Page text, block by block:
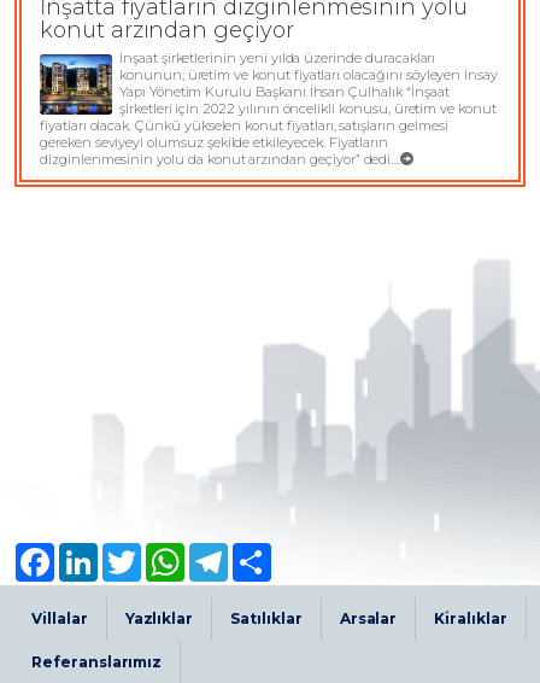
İnşatta fiyatların dizginlenmesinin yolu
konut arzından geçiyor
İnşaat şirketlerinin yeni yılda üzerinde duracakları
konunun; üretim ve konut fiyatları olacağını söyleyen İnsay
Yapı Yönetim Kurulu Başkanı İhsan Çulhalık “İnşaat
şirketleri için 2022 yılının öncelikli konusu, üretim ve konut
fiyatları olacak. Çünkü yükselen konut fiyatları, satışların gelmesi
gereken seviyeyi olumsuz şekilde etkileyecek. Fiyatların
dizginlenmesinin yolu da konut arzından geçiyor” dedi....
Villalar Yazlıklar Satılıklar Arsalar Kiralıklar
Referanslarımız
FacebookLinkedInTwitter WhatsAppTelegram